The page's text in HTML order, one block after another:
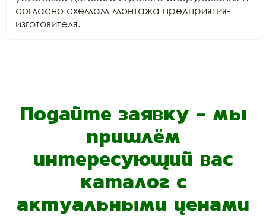
согласно схемам монтажа предприятия-
изготовителя.
Подайте заявку - мы
пришлём
интересующий вас
каталог с
актуальными ценами